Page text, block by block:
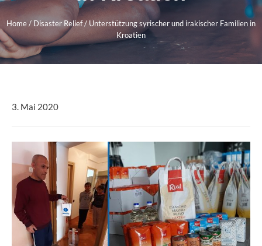
Home/ Disaster Relief/ Unterstützung syrischer und irakischer Familien in
Kroatien
3. Mai 2020